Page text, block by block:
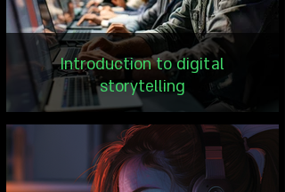
Introduction to digital
storytelling